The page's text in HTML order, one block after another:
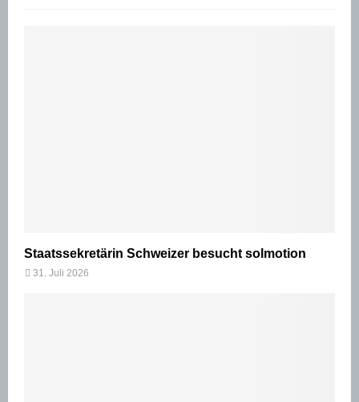
Staatssekretärin Schweizer besucht solmotion
31. Juli 2026